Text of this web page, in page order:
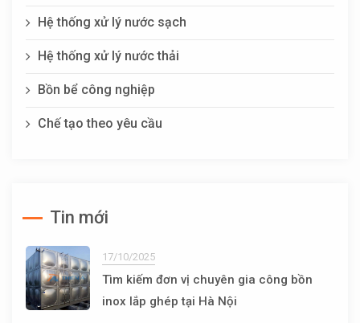
Hệ thống xử lý nước sạch
Hệ thống xử lý nước thải
Bồn bể công nghiệp
Chế tạo theo yêu cầu
Tin mới
17/10/2025
Tìm kiếm đơn vị chuyên gia công bồn
inox lắp ghép tại Hà Nội